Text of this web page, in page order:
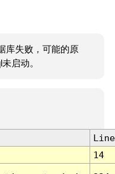
库失败，可能的原
启动。
Line
14